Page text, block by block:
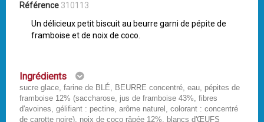
Référence 310113
Un délicieux petit biscuit au beurre garni de pépite de
framboise et de noix de coco.
Ingrédients
sucre glace, farine de BLÉ, BEURRE concentré, eau, pépites de
framboise 12% (saccharose, jus de framboise 43%, fibres
d'avoines, gélifiant : pectine, arôme naturel, colorant : concentré
de carotte noire), noix de coco râpée 12%, blancs d'ŒUFS